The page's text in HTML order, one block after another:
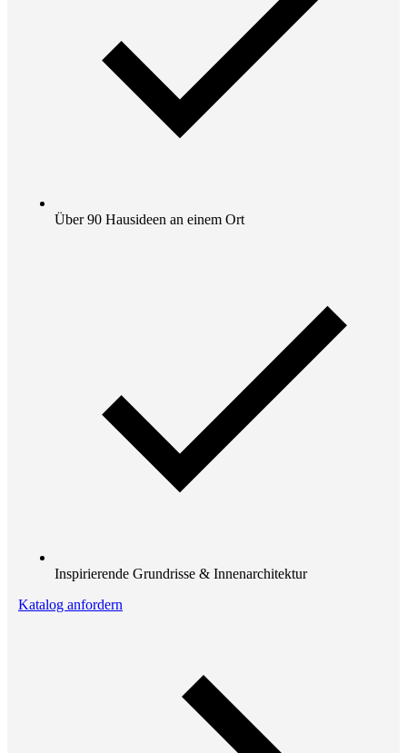
Über 90 Hausideen an einem Ort
Inspirierende Grundrisse & Innenarchitektur
Katalog anfordern